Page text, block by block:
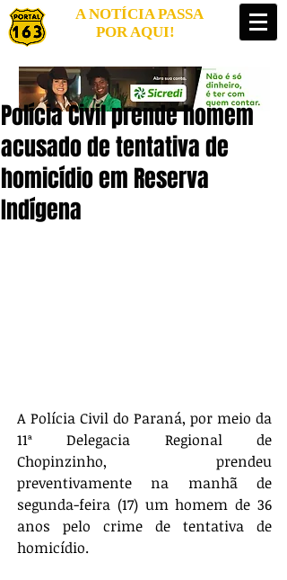
A NOTÍCIA PASSA
POR AQUI!
Polícia Civil prende homem
acusado de tentativa de
homicídio em Reserva
Indígena
A Polícia Civil do Paraná, por meio da
11ª Delegacia Regional de
Chopinzinho, prendeu
preventivamente na manhã de
segunda-feira (17) um homem de 36
anos pelo crime de tentativa de
homicídio.